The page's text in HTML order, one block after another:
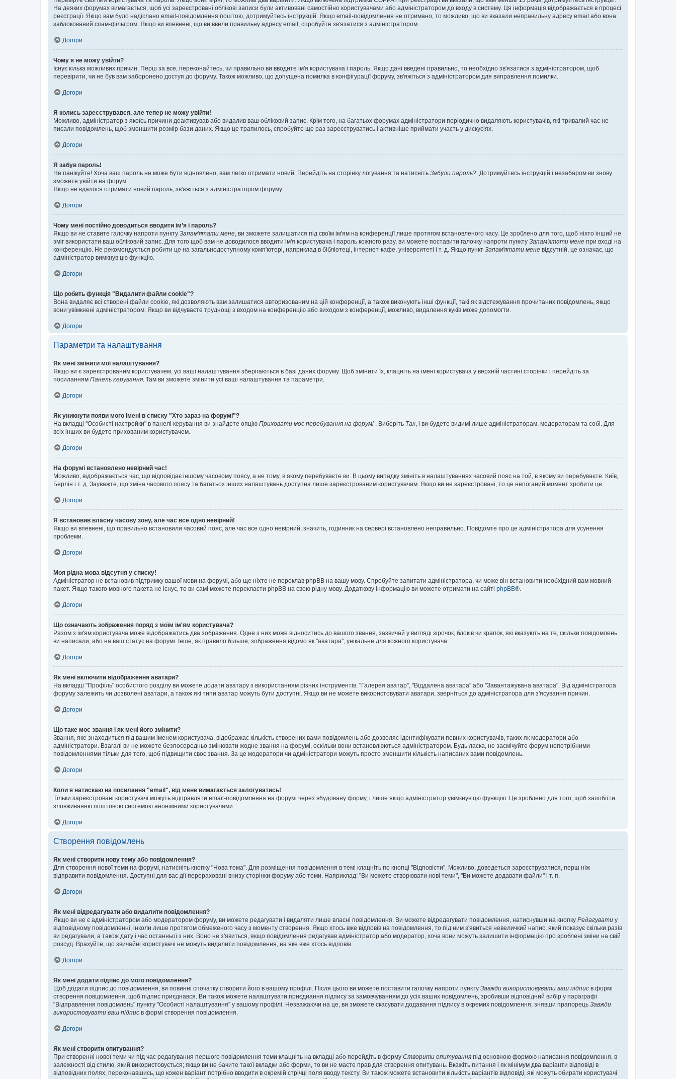
На деяких форумах вимагається, щоб усі зареєстровані облікові записи були активовані самостійно користувачами або адміністратором до входу в систему. Ця інформація відображається в процесі
реєстрації. Якщо вам було надіслано email-повідомлення поштою, дотримуйтесь інструкцій. Якщо email-повідомлення не отримано, то можливо, що ви вказали неправильну адресу email або вона
заблокований спам-фільтром. Якщо ви впевнені, що ви ввели правильну адресу email, спробуйте зв'язатися з адміністратором.
Догори
Чому я не можу увійти?
Існує кілька можливих причин. Перш за все, переконайтесь, чи правильно ви вводите ім'я користувача і пароль. Якщо дані введені правильно, то необхідно зв'язатися з адміністратором, щоб
перевірити, чи не був вам заборонено доступ до форуму. Також можливо, що допущена помилка в конфігурації форуму, зв'яжіться з адміністратором для виправлення помилки.
Догори
Я колись зареєструвався, але тепер не можу увійти!
Можливо, адміністратор з якоїсь причини деактивував або видалив ваш обліковий запис. Крім того, на багатьох форумах адміністратори періодично видаляють користувачів, які тривалий час не
писали повідомлень, щоб зменшити розмір бази даних. Якщо це трапилось, спробуйте ще раз зареєструватись і активніше приймати участь у дискусіях.
Догори
Я забув пароль!
Не панікуйте! Хоча ваш пароль не може бути відновлено, вам легко отримати новий. Перейдіть на сторінку логування та натисніть Забули пароль? . Дотримуйтесь інструкцій і незабаром ви знову
зможете увійти на форум.
Якщо не вдалося отримати новий пароль, зв'яжіться з адміністратором форуму.
Догори
Чому мені постійно доводиться вводити ім’я і пароль?
Якщо ви не ставите галочку напроти пункту Запам'ятати мене , ви зможете залишатися під своїм ім'ям на конференції лише протягом встановленого часу. Це зроблено для того, щоб ніхто інший не
зміг використати ваш обліковий запис. Для того щоб вам не доводилося вводити ім'я користувача і пароль кожного разу, ви можете поставити галочку напроти пункту Запам'ятати мене при вході на
конференцію. Не рекомендується робити це на загальнодоступному комп'ютері, наприклад в бібліотеці, інтернет-кафе, університеті і т. д. Якщо пункт Запам'ятати мене відсутній, це означає, що
адміністратор вимкнув цю функцію.
Догори
Що робить функція "Видалити файли cookie"?
Вона видаляє всі створені файли cookie, які дозволяють вам залишатися авторизованим на цій конференції, а також виконують інші функції, такі як відстежування прочитаних повідомлень, якщо
вони увімкнені адміністратором. Якщо ви відчуваєте труднощі з входом на конференцію або виходом з конференції, можливо, видалення куків може допомогти.
Догори
Параметри та налаштування
Як мені змінити мої налаштування?
Якщо ви є зареєстрованим користувачем, усі ваші налаштування зберігаються в базі даних форуму. Щоб змінити їх, клацніть на імені користувача у верхній частині сторінки і перейдіть за
посиланням Панель керування . Там ви зможете змінити усі ваші налаштування та параметри.
Догори
Як уникнути появи мого імені в списку "Хто зараз на форумі"?
На вкладці "Особисті настройки" в панелі керування ви знайдете опцію Приховати моє перебування на форумі . Виберіть Так , і ви будете видимі лише адміністраторам, модераторам та собі. Для
всіх інших ви будете прихованим користувачем.
Догори
На форумі встановлено невірний час!
Можливо, відображається час, що відповідає іншому часовому поясу, а не тому, в якому перебуваєте ви. В цьому випадку змініть в налаштуваннях часовий пояс на той, в якому ви перебуваєте: Київ,
Берлін і т. д. Зауважте, що зміна часового поясу та багатьох інших налаштувань доступна лише зареєстрованим користувачам. Якщо ви не зареєстровані, то це непоганий момент зробити це.
Догори
Я встановив власну часову зону, але час все одно невірний!
Якщо ви впевнені, що правильно встановили часовий пояс, але час все одно невірний, значить, годинник на сервері встановлено неправильно. Повідомте про це адміністратора для усунення
проблеми.
Догори
Моя рідна мова відсутня у списку!
Адміністратор не встановив підтримку вашої мови на форумі, або ще ніхто не переклав phpBB на вашу мову. Спробуйте запитати адміністратора, чи може він встановити необхідний вам мовний
пакет. Якщо такого мовного пакета не існує, то ви самі можете перекласти phpBB на свою рідну мову. Додаткову інформацію ви можете отримати на сайті phpBB®.
Догори
Що означають зображення поряд з моїм ім'ям користувача?
Разом з ім'ям користувача може відображатись два зображення. Одне з них може відноситись до вашого звання, зазвичай у вигляді зірочок, блоків чи крапок, які вказують на те, скільки повідомлень
ви написали, або на ваш статус на форумі. Інше, як правило більше, зображення відомо як "аватара", унікальне для кожного користувача.
Догори
Як мені включити відображення аватари?
На вкладці "Профіль" особистого розділу ви можете додати аватару з використанням різних інструментів: "Галерея аватар", "Віддалена аватара" або "Завантажувана аватара". Від адміністратора
форуму залежить чи дозволені аватари, а також які типи аватар можуть бути доступні. Якщо ви не можете використовувати аватари, зверніться до адміністратора для з'ясування причин.
Догори
Що таке моє звання і як мені його змінити?
Звання, яке знаходиться під вашим іменем користувача, відображає кількість створених вами повідомлень або дозволяє ідентифікувати певних користувачів, таких як модератори або
адміністратори. Взагалі ви не можете безпосередньо змінювати жодне звання на форумі, оскільки вони встановлюються адміністратором. Будь ласка, не засмічуйте форум непотрібними
повідомленнями тільки для того, щоб підвищити своє звання. За це модератори чи адміністратори можуть просто зменшити кількість написаних вами повідомлень.
Догори
Коли я натискаю на посилання "email", від мене вимагається залогуватись!
Тільки зареєстровані користувачі можуть відправляти email-повідомлення на форумі через вбудовану форму, і лише якщо адміністратор увімкнув цю функцію. Це зроблено для того, щоб запобігти
зловживанню поштовою системою анонімними користувачами.
Догори
Створення повідомлень
Як мені створити нову тему або повідомлення?
Для створення нової теми на форумі, натисніть кнопку "Нова тема". Для розміщення повідомлення в темі клацніть по кнопці "Відповісти". Можливо, доведеться зареєструватися, перш ніж
відправити повідомлення. Доступні для вас дії перераховані внизу сторінки форуму або теми. Наприклад: "Ви можете створювати нові теми", "Ви можете додавати файли" і т. п.
Догори
Як мені відредагувати або видалити повідомлення?
Якщо ви не є адміністратором або модератором форуму, ви можете редагувати і видаляти лише власні повідомлення. Ви можете відредагувати повідомлення, натиснувши на кнопку Редагувати у
відповідному повідомленні, інколи лише протягом обмеженого часу з моменту створення. Якщо хтось вже відповів на повідомлення, то під ним з'явиться невеличкий напис, який показує скільки разів
ви редагували, а також дату і час останньої з них. Воно не з'явиться, якщо повідомлення редагував адміністратор або модератор, хоча вони можуть залишити інформацію про зроблені зміни на свій
розсуд. Врахуйте, що звичайні користувачі не можуть видалити повідомлення, на яке вже хтось відповів.
Догори
Як мені додати підпис до мого повідомлення?
Щоб додати підпис до повідомлення, ви повинні спочатку створити його в вашому профілі. Після цього ви можете поставити галочку напроти пункту Завжди використовувати ваш підпис в формі
створення повідомлення, щоб підпис приєднався. Ви також можете налаштувати приєднання підпису за замовчуванням до усіх ваших повідомлень, зробивши відповідний вибір у параграфі
"Відправлення повідомлень" пункту "Особисті налаштування" у вашому профілі. Незважаючи на це, ви зможете скасувати додавання підпису в окремих повідомлення, знявши прапорець Завжди
використовувати ваш підпис в формі створення повідомлення.
Догори
Як мені створити опитування?
При створенні нової теми чи під час редагування першого повідомлення теми клацніть на вкладці або перейдіть в форму Створити опитування під основною формою написання повідомлення, в
залежності від стилю, який використовується; якщо ви не бачите такої вкладки або форми, то ви не маєте прав для створення опитувань. Вкажіть питання і як мінімум два варіанти відповіді в
відповідних полях, переконавшись, що кожен варіант потрібно вводити в окремій стрічці поля вводу тексту. Ви також можете встановити кількість варіантів відповіді, які можуть обирати користувачі